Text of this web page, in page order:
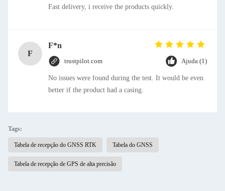
Fast delivery, i receive the products quickly.
F
F*n
trustpilot.com Ajuda (1)
No issues were found during the test. It would be even
better if the product had a casing.
Tags:
Tabela de recepção do GNSS RTK Tabela do GNSS
Tabela de recepção de GPS de alta precisão